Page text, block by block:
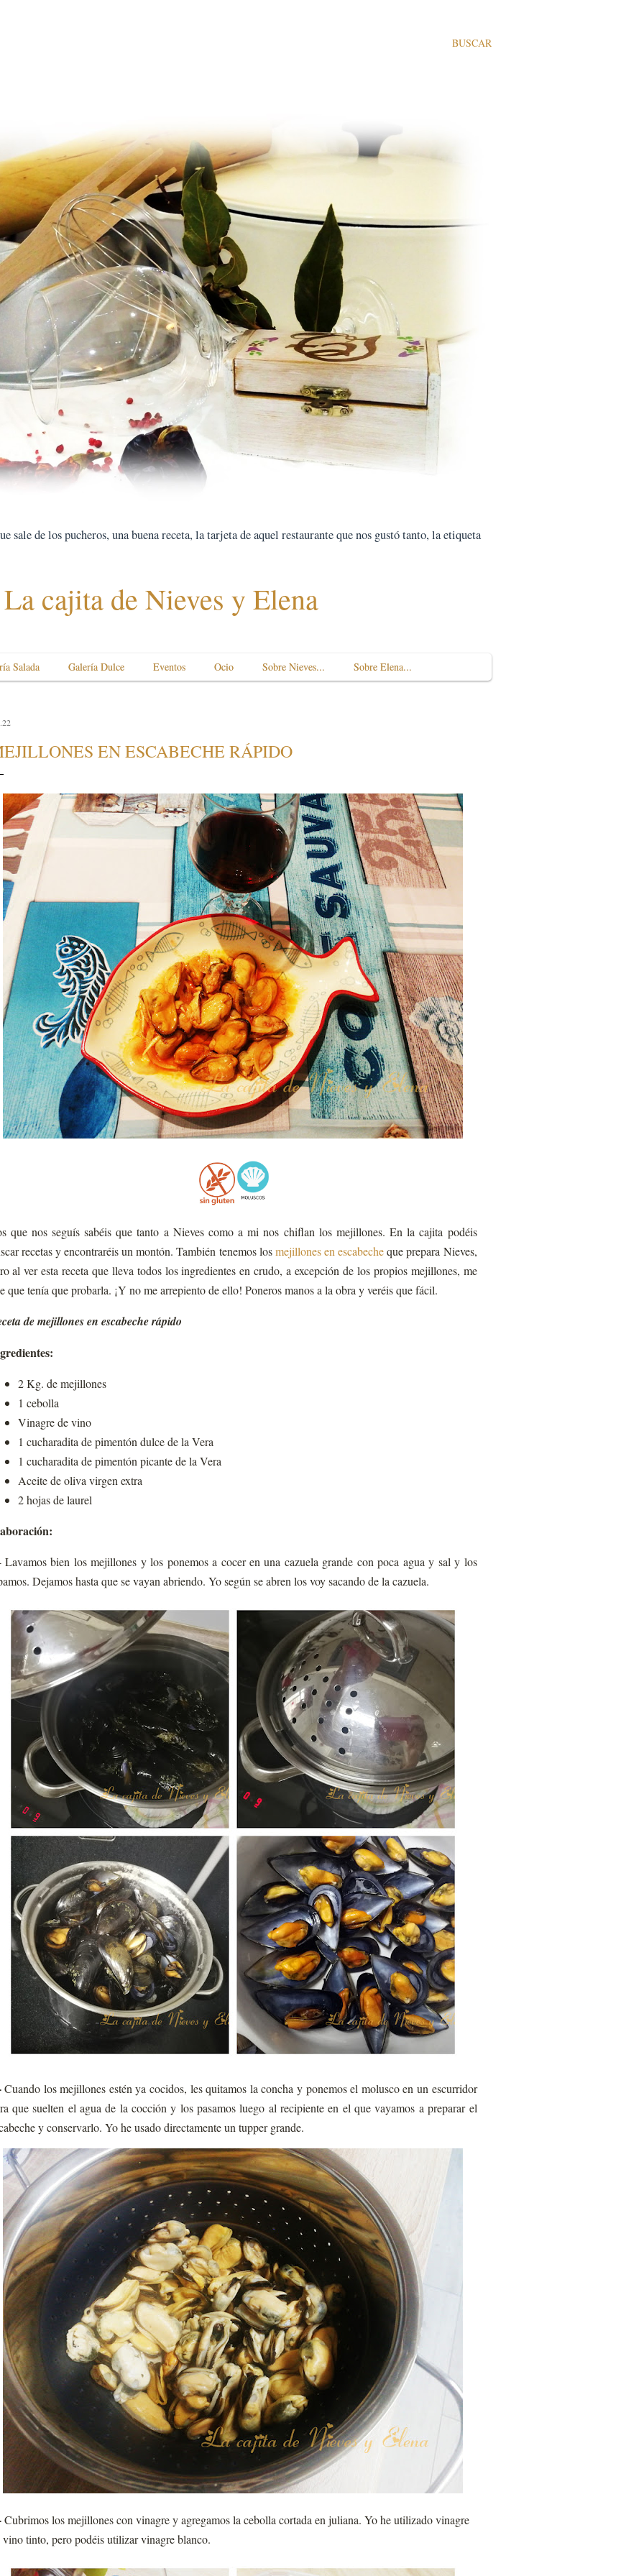
BUSCAR
sale de los pucheros, una buena receta, la tarjeta de aquel restaurante que nos gustó tanto, la etiqueta
La cajita de Nieves y Elena
Salada Galería Dulce Eventos Ocio Sobre Nieves... Sobre Elena...
EN ESCABECHE RÁPIDO
que nos seguís sabéis que tanto a Nieves como a mi nos chiflan los mejillones. En la cajita podéis
recetas y encontraréis un montón. También tenemos losmejillones en escabecheque prepara Nieves,
al ver esta receta que lleva todos los ingredientes en crudo, a excepción de los propios mejillones, me
que tenía que probarla. ¡Y no me arrepiento de ello! Poneros manos a la obra y veréis que fácil.
de mejillones en escabeche rápido
2 Kg. de mejillones
1 cebolla
Vinagre de vino
1 cucharadita de pimentón dulce de la Vera
1 cucharadita de pimentón picante de la Vera
Aceite de oliva virgen extra
2 hojas de laurel
Lavamos bien los mejillones y los ponemos a cocer en una cazuela grande con poca agua y sal y los
Dejamos hasta que se vayan abriendo. Yo según se abren los voy sacando de la cazuela.
Cuando los mejillones estén ya cocidos, les quitamos la concha y ponemos el molusco en un escurridor
que suelten el agua de la cocción y los pasamos luego al recipiente en el que vayamos a preparar el
y conservarlo. Yo he usado directamente un tupper grande.
Cubrimos los mejillones con vinagre y agregamos la cebolla cortada en juliana. Yo he utilizado vinagre
vino tinto, pero podéis utilizar vinagre blanco.